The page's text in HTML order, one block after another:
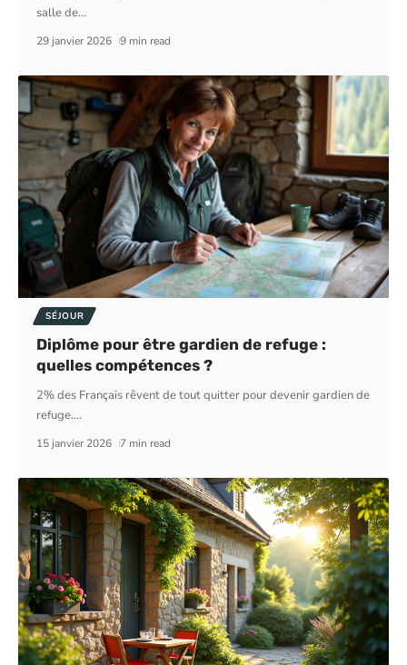
salle de…
29 janvier 2026 9 min read
SÉJOUR
Diplôme pour être gardien de refuge :
quelles compétences ?
2% des Français rêvent de tout quitter pour devenir gardien de
refuge.…
15 janvier 2026 7 min read